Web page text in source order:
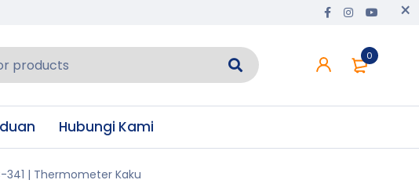
0
Hubungi Kami
341 | Thermometer Kaku